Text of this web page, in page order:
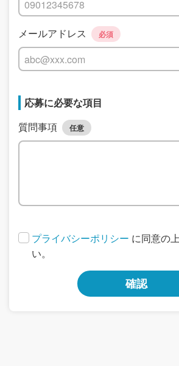
メールアドレス 必須
応募に必要な項目
質問事項
任意
プライバシーポリシー に同意の
い。
確認